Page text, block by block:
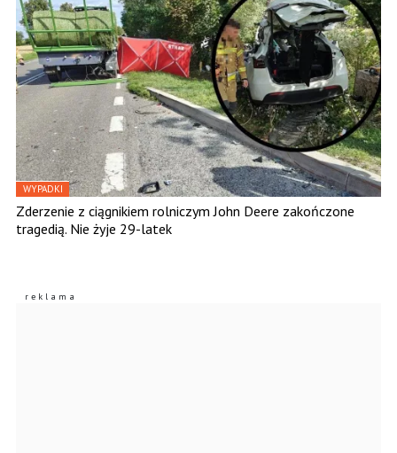
WYPADKI
Zderzenie z ciągnikiem rolniczym John Deere zakończone
tragedią. Nie żyje 29-latek